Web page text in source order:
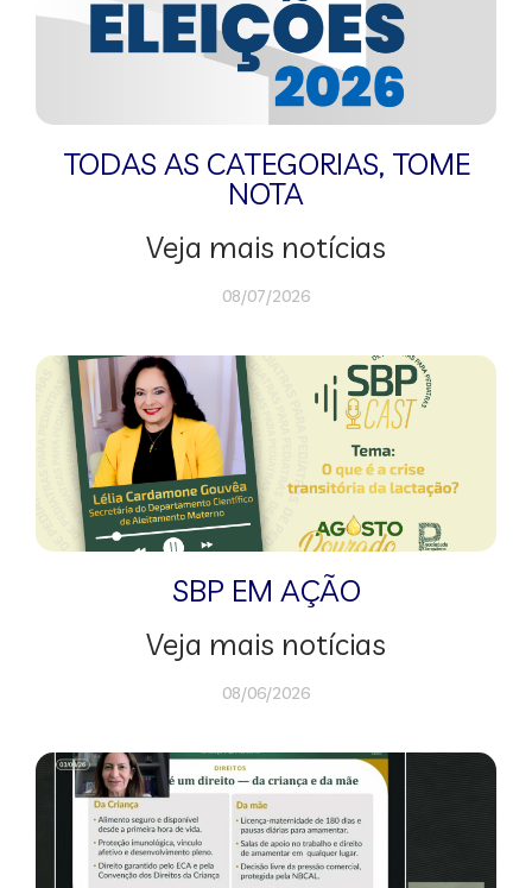
TODAS AS CATEGORIAS, TOME
NOTA
Veja mais notícias
08/07/2026
SBP EM AÇÃO
Veja mais notícias
08/06/2026